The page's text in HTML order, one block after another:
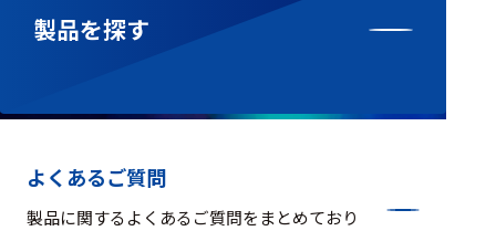
製品を探す
よくあるご質問
製品に関するよくあるご質問をまとめており